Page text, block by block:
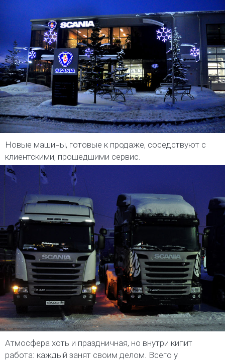
Новые машины, готовые к продаже, соседствуют с
клиентскими, прошедшими сервис.
Атмосфера хоть и праздничная, но внутри кипит
работа: каждый занят своим делом. Всего у